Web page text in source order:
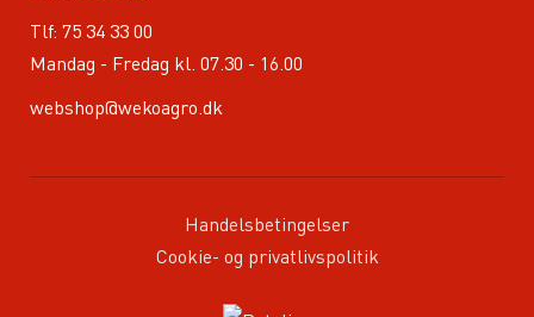
Tlf: 75 34 33 00
Mandag - Fredag kl. 07.30 - 16.00
webshop@wekoagro.dk
Handelsbetingelser
Cookie- og privatlivspolitik